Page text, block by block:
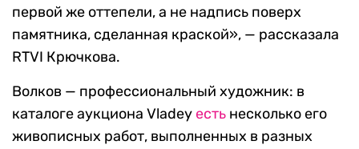
первой же оттепели, а не надпись поверх
памятника, сделанная краской», — рассказала
RTVI Крючкова.
Волков — профессиональный художник: в
каталоге аукциона Vladey есть несколько его
живописных работ, выполненных в разных